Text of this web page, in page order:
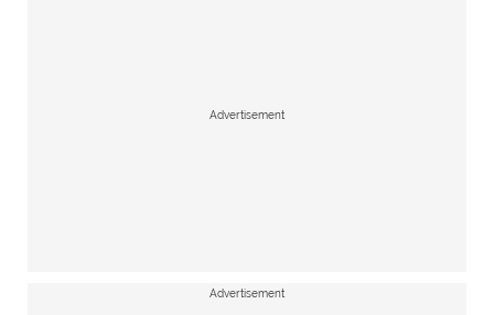
Advertisement
Advertisement